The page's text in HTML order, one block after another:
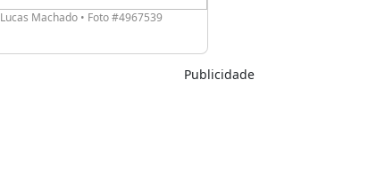
Lucas Machado • Foto #4967539
Publicidade